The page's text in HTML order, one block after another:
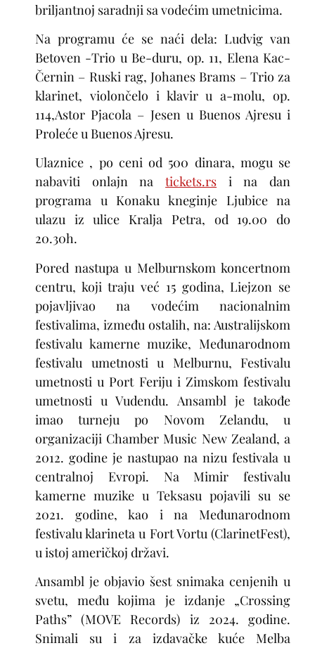
briljantnoj saradnji sa vodećim umetnicima.
Na programu će se naći dela: Ludvig van
Betoven -Trio u Be-duru, op. 11, Elena Kac-
Černin – Ruski rag, Johanes Brams – Trio za
klarinet, violončelo i klavir u a-molu, op.
114,Astor Pjacola – Jesen u Buenos Ajresu i
Proleće u Buenos Ajresu.
Ulaznice , po ceni od 500 dinara, mogu se
nabaviti onlajn natickets.rs i na dan
programa u Konaku kneginje Ljubice na
ulazu iz ulice Kralja Petra, od 19.00 do
20.30h.
Pored nastupa u Melburnskom koncertnom
centru, koji traju već 15 godina, Liejzon se
pojavljivao na vodećim nacionalnim
festivalima, između ostalih, na: Australijskom
festivalu kamerne muzike, Međunarodnom
festivalu umetnosti u Melburnu, Festivalu
umetnosti u Port Feriju i Zimskom festivalu
umetnosti u Vudendu. Ansambl je takođe
imao turneju po Novom Zelandu, u
organizaciji Chamber Music New Zealand, a
2012. godine je nastupao na nizu festivala u
centralnoj Evropi. Na Mimir festivalu
kamerne muzike u Teksasu pojavili su se
2021. godine, kao i na Međunarodnom
festivalu klarineta u Fort Vortu (ClarinetFest),
u istoj američkoj državi.
Ansambl je objavio šest snimaka cenjenih u
svetu, među kojima je izdanje „Crossing
Paths” (MOVE Records) iz 2024. godine.
Snimali su i za izdavačke kuće Melba